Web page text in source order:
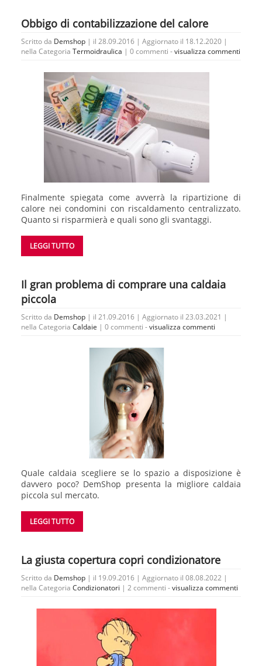
Obbigo di contabilizzazione del calore
Scritto da Demshop | il 28.09.2016 | Aggiornato il 18.12.2020 |
nella Categoria Termoidraulica | 0 commenti -visualizza commenti
Finalmente spiegata come avverrà la ripartizione di
calore nei condomini con riscaldamento centralizzato.
Quanto si risparmierà e quali sono gli svantaggi.
LEGGI TUTTO
Il gran problema di comprare una caldaia
piccola
Scritto da Demshop | il 21.09.2016 | Aggiornato il 23.03.2021 |
nella Categoria Caldaie | 0 commenti -visualizza commenti
Quale caldaia scegliere se lo spazio a disposizione è
davvero poco? DemShop presenta la migliore caldaia
piccola sul mercato.
LEGGI TUTTO
La giusta copertura copri condizionatore
Scritto da Demshop | il 19.09.2016 | Aggiornato il 08.08.2022 |
nella Categoria Condizionatori | 2 commenti -visualizza commenti